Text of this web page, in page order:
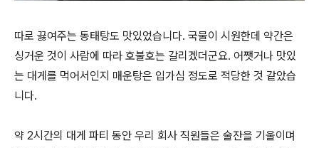
따로 끓여주는 동태탕도 맛있었습니다. 국물이 시원한데 약간은
싱거운 것이 사람에 따라 호불호는 갈리겠더군요. 어쨋거나 맛있
는 대게를 먹어서인지 매운탕은 입가심 정도로 적당한 것 같았습
니다.
약 2시간의 대게 파티 동안 우리 회사 직원들은 술잔을 기울이며